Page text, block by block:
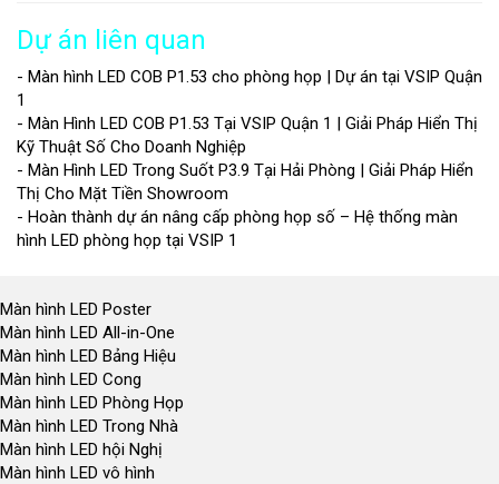
Dự án liên quan
- Màn hình LED COB P1.53 cho phòng họp | Dự án tại VSIP Quận
1
- Màn Hình LED COB P1.53 Tại VSIP Quận 1 | Giải Pháp Hiển Thị
Kỹ Thuật Số Cho Doanh Nghiệp
- Màn Hình LED Trong Suốt P3.9 Tại Hải Phòng | Giải Pháp Hiển
Thị Cho Mặt Tiền Showroom
- Hoàn thành dự án nâng cấp phòng họp số – Hệ thống màn
hình LED phòng họp tại VSIP 1
Màn hình LED Poster
Màn hình LED All-in-One
Màn hình LED Bảng Hiệu
Màn hình LED Cong
Màn hình LED Phòng Họp
Màn hình LED Trong Nhà
Màn hình LED hội Nghị
Màn hình LED vô hình